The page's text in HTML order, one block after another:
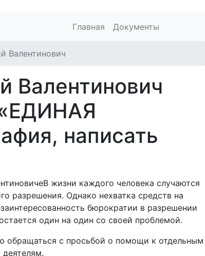
Главная Документы
Валентинович
Валентинович
написать
В жизни каждого человека случаются
разрешения. Однако нехватка средств на
бюрократии в разрешении
один на один со своей проблемой.
обращаться с просьбой о помощи к отдельным